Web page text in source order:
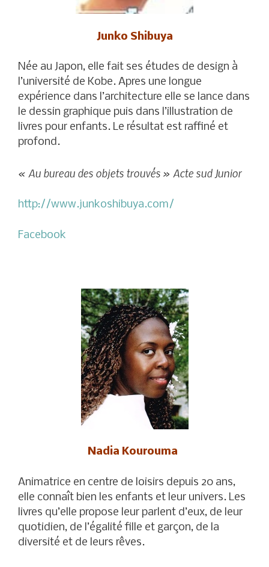
Junko Shibuya
Née au Japon, elle fait ses études de design à
l’université de Kobe. Apres une longue
expérience dans l’architecture elle se lance dans
le dessin graphique puis dans l’illustration de
livres pour enfants. Le résultat est raffiné et
profond.
« Au bureau des objets trouvés » Acte sud Junior
http://www.junkoshibuya.com/
Facebook
Nadia Kourouma
Animatrice en centre de loisirs depuis 20 ans,
elle connaît bien les enfants et leur univers. Les
livres qu’elle propose leur parlent d’eux, de leur
quotidien, de l’égalité fille et garçon, de la
diversité et de leurs rêves.